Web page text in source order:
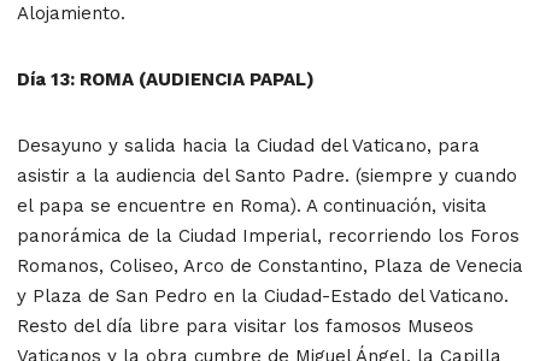
Alojamiento.
Día 13: ROMA (AUDIENCIA PAPAL)
Desayuno y salida hacia la Ciudad del Vaticano, para
asistir a la audiencia del Santo Padre. (siempre y cuando
el papa se encuentre en Roma). A continuación, visita
panorámica de la Ciudad Imperial, recorriendo los Foros
Romanos, Coliseo, Arco de Constantino, Plaza de Venecia
y Plaza de San Pedro en la Ciudad-Estado del Vaticano.
Resto del día libre para visitar los famosos Museos
Vaticanos y la obra cumbre de Miguel Ángel, la Capilla